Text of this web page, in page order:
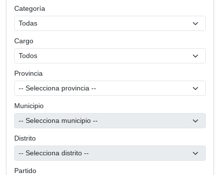
Categoría
Cargo
Provincia
Municipio
Distrito
Partido